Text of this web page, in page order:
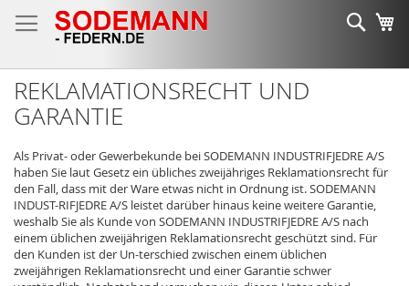
Inhalt
springen
REKLAMATIONSRECHT UND
GARANTIE
Als Privat- oder Gewerbekunde bei SODEMANN INDUSTRIFJEDRE A/S
haben Sie laut Gesetz ein übliches zweijähriges Reklamationsrecht für
den Fall, dass mit der Ware etwas nicht in Ordnung ist. SODEMANN
INDUST-RIFJEDRE A/S leistet darüber hinaus keine weitere Garantie,
weshalb Sie als Kunde von SODEMANN INDUSTRIFJEDRE A/S nach
einem üblichen zweijährigen Reklamationsrecht geschützt sind. Für
den Kunden ist der Un-terschied zwischen einem üblichen
zweijährigen Reklamationsrecht und einer Garantie schwer